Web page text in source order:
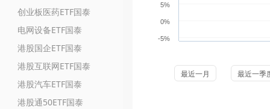
创业板医药ETF国泰
电网设备ETF国泰
港股国企ETF国泰
港股互联网ETF国泰
港股汽车ETF国泰
港股通50ETF国泰
-5%
0%
5%
最近一月 最近一季